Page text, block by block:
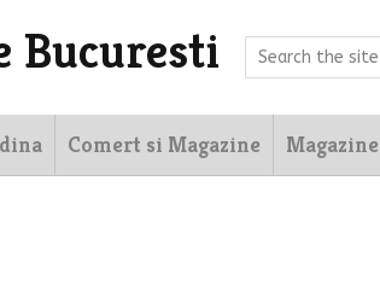
Bucuresti
Comert si Magazine